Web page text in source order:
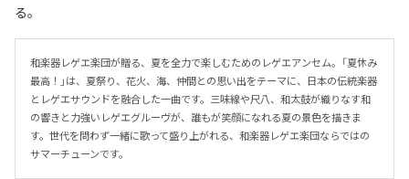
る。
和楽器レゲエ楽団が贈る、夏を全力で楽しむためのレゲエアンセム。「夏休み
最高！」は、夏祭り、花火、海、仲間との思い出をテーマに、日本の伝統楽器
とレゲエサウンドを融合した一曲です。三味線や尺八、和太鼓が織りなす和
の響きと力強いレゲエグルーヴが、誰もが笑顔になれる夏の景色を描きま
す。世代を問わず一緒に歌って盛り上がれる、和楽器レゲエ楽団ならではの
サマーチューンです。